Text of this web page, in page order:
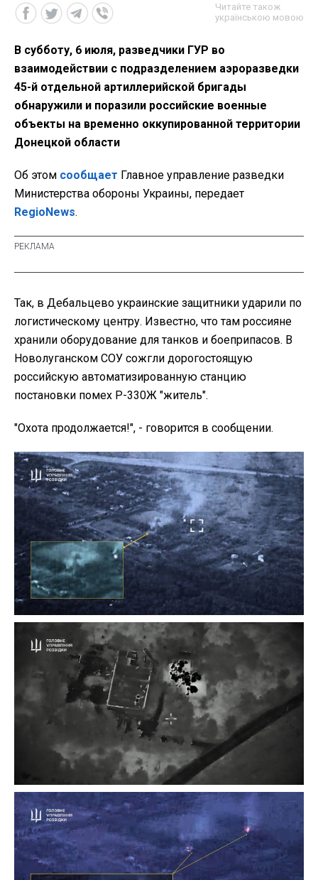
Читайте також
українською мовою
В субботу, 6 июля, разведчики ГУР во
взаимодействии с подразделением аэроразведки
45-й отдельной артиллерийской бригады
обнаружили и поразили российские военные
объекты на временно оккупированной территории
Донецкой области
Об этом сообщает Главное управление разведки
Министерства обороны Украины, передает
RegioNews.
Так, в Дебальцево украинские защитники ударили по
логистическому центру. Известно, что там россияне
хранили оборудование для танков и боеприпасов. В
Новолуганском СОУ сожгли дорогостоящую
российскую автоматизированную станцию
постановки помех Р-330Ж "житель".
"Охота продолжается!", - говорится в сообщении.